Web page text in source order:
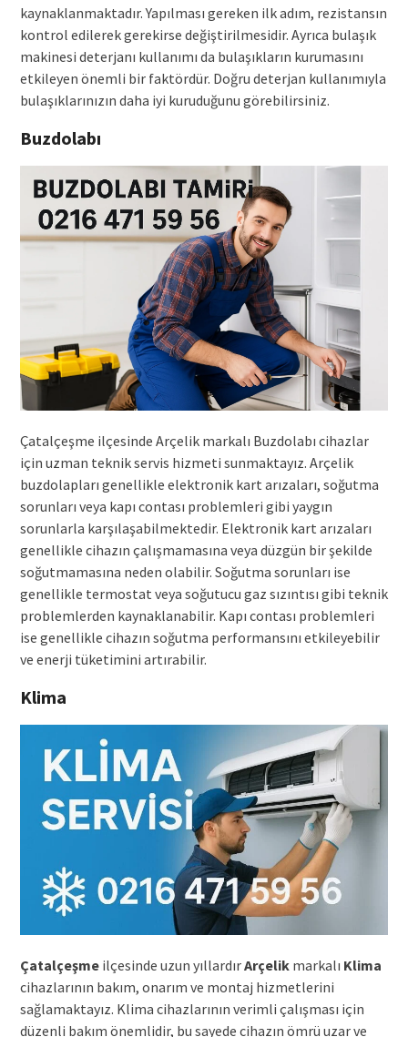
kaynaklanmaktadır. Yapılması gereken ilk adım, rezistansın
kontrol edilerek gerekirse değiştirilmesidir. Ayrıca bulaşık
makinesi deterjanı kullanımı da bulaşıkların kurumasını
etkileyen önemli bir faktördür. Doğru deterjan kullanımıyla
bulaşıklarınızın daha iyi kuruduğunu görebilirsiniz.
Buzdolabı
Çatalçeşme ilçesinde Arçelik markalı Buzdolabı cihazlar
için uzman teknik servis hizmeti sunmaktayız. Arçelik
buzdolapları genellikle elektronik kart arızaları, soğutma
sorunları veya kapı contası problemleri gibi yaygın
sorunlarla karşılaşabilmektedir. Elektronik kart arızaları
genellikle cihazın çalışmamasına veya düzgün bir şekilde
soğutmamasına neden olabilir. Soğutma sorunları ise
genellikle termostat veya soğutucu gaz sızıntısı gibi teknik
problemlerden kaynaklanabilir. Kapı contası problemleri
ise genellikle cihazın soğutma performansını etkileyebilir
ve enerji tüketimini artırabilir.
Klima
Çatalçeşmeilçesinde uzun yıllardırArçelikmarkalı Klima
cihazlarının bakım, onarım ve montaj hizmetlerini
sağlamaktayız. Klima cihazlarının verimli çalışması için
düzenli bakım önemlidir, bu sayede cihazın ömrü uzar ve